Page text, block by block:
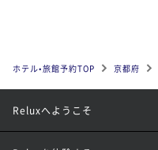
ホテル•旅館予約TOP 京都府
Reluxへようこそ